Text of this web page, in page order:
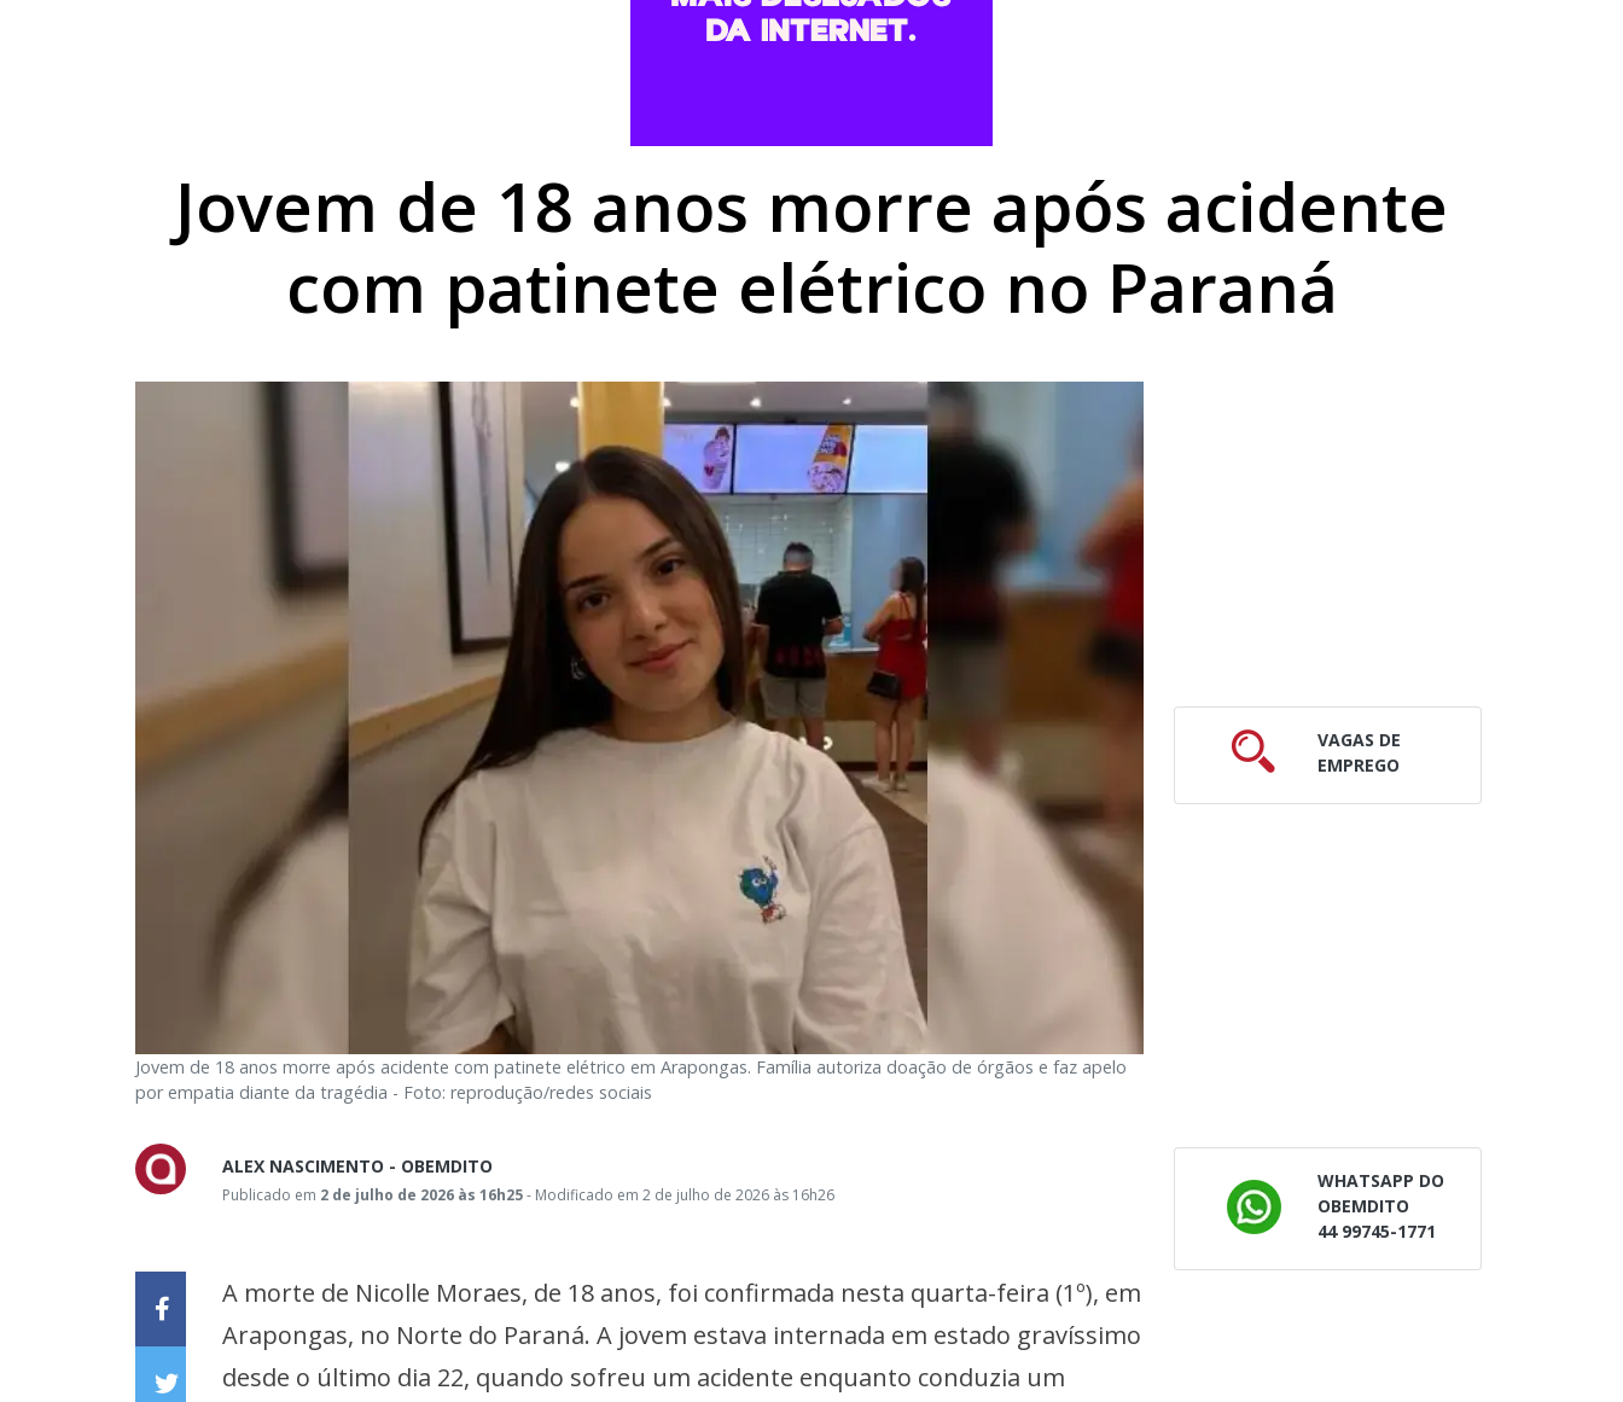
Sicredi reforça compromisso com Goioerê durante a Expo Goio, que começa nesta sexta
Jovem de 18 anos morre após acidente
com patinete elétrico no Paraná
Jovem de 18 anos morre após acidente com patinete elétrico em Arapongas. Família autoriza doação de órgãos e faz apelo
por empatia diante da tragédia - Foto: reprodução/redes sociais
ALEX NASCIMENTO - OBEMDITO
Publicado em 2 de julho de 2026 às 16h25- Modificado em 2 de julho de 2026 às 16h26
A morte de Nicolle Moraes, de 18 anos, foi confirmada nesta quarta-feira (1º), em
Arapongas, no Norte do Paraná. A jovem estava internada em estado gravíssimo
desde o último dia 22, quando sofreu um acidente enquanto conduzia um
VAGAS DE
EMPREGO
WHATSAPP DO
OBEMDITO
44 99745-1771